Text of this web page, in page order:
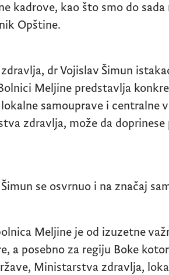
kadrove, kao što smo do sada
Opštine.
dr Vojislav Šimun
Meljine predstavlja
samouprave i centralne
zdravlja, može da
se osvrnuo i na značaj
Meljine je od izuzetne
a posebno za regiju Boke
Ministarstva zdravlja,